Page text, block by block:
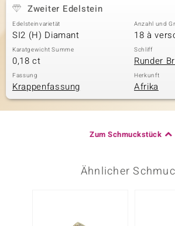
Zweiter Edelstein
Edelsteinvarietät
SI2 (H) Diamant
Anzahl und
18 à
Karatgewicht Summe
0,18 ct
Schliff
Runder
Fassung
Krappenfassung
Herkunft
Afrika
Zum Schmuckstück
Ähnlicher